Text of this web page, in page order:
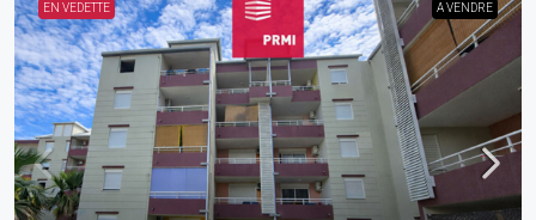
EN VEDETTE A VENDRE